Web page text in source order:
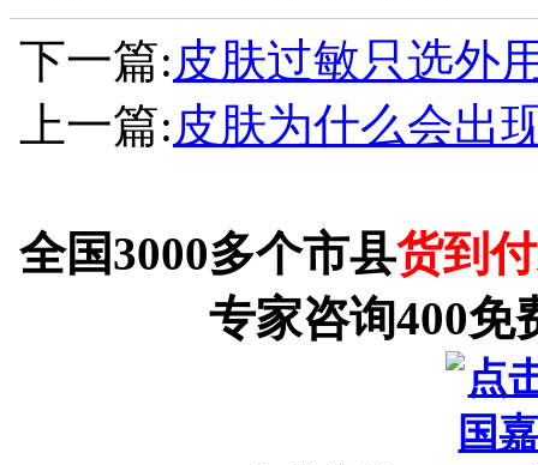
下一篇:皮肤过敏只选外
上一篇:皮肤为什么会出
全国3000多个市县货到
专家咨询400免